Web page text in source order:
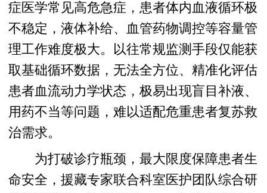
症医学常见高危急症，患者体内血液循环极
不稳定，液体补给、血管药物调控等容量管
理工作难度极大。以往常规监测手段仅能获
取基础循环数据，无法全方位、精准化评估
患者血流动力学状态，极易出现盲目补液、
用药不当等问题，难以适配危重患者复苏救
治需求。
为打破诊疗瓶颈，最大限度保障患者生
命安全，援藏专家联合科室医护团队综合研